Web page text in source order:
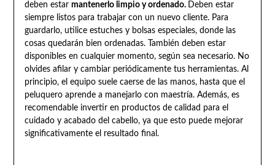
deben estar mantenerlo limpio y ordenado. Deben estar
siempre listos para trabajar con un nuevo cliente. Para
guardarlo, utilice estuches y bolsas especiales, donde las
cosas quedarán bien ordenadas. También deben estar
disponibles en cualquier momento, según sea necesario. No
olvides afilar y cambiar periódicamente tus herramientas. Al
principio, el equipo suele caerse de las manos, hasta que el
peluquero aprende a manejarlo con maestría. Además, es
recomendable invertir en productos de calidad para el
cuidado y acabado del cabello, ya que esto puede mejorar
significativamente el resultado final.